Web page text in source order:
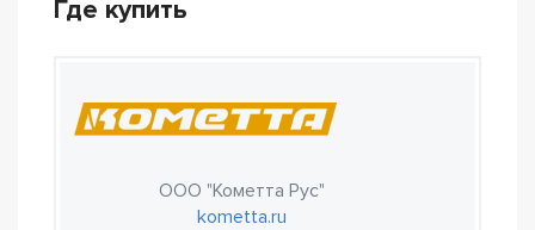
Где купить
ООО "Кометта Рус"
kometta.ru